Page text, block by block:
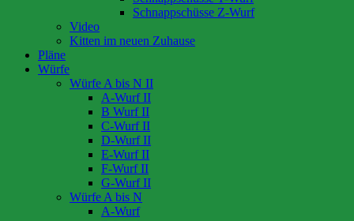
Schnappschüsse Z-Wurf
Video
Kitten im neuen Zuhause
Pläne
Würfe
Würfe A bis N II
A-Wurf II
B Wurf II
C-Wurf II
D-Wurf II
E-Wurf II
F-Wurf II
G-Wurf II
Würfe A bis N
A-Wurf